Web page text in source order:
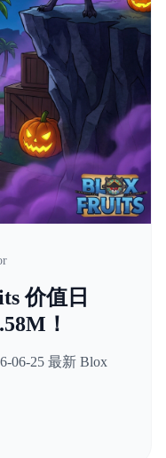
价值日
！
06-25 最新 Blox